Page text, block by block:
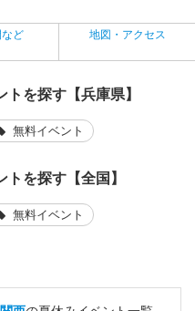
ど 地図・アクセス
を探す【兵庫県】
無料イベント
を探す【全国】
無料イベント